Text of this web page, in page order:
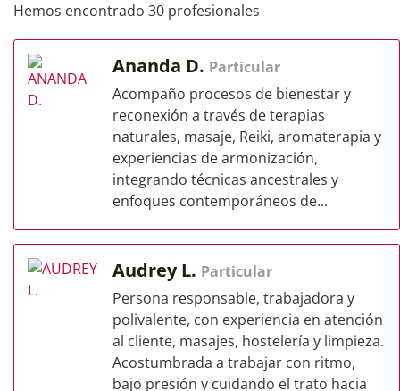
Hemos encontrado 30 profesionales
Ananda D. Particular
Acompaño procesos de bienestar y
reconexión a través de terapias
naturales, masaje, Reiki, aromaterapia y
experiencias de armonización,
integrando técnicas ancestrales y
enfoques contemporáneos de...
Audrey L. Particular
Persona responsable, trabajadora y
polivalente, con experiencia en atención
al cliente, masajes, hostelería y limpieza.
Acostumbrada a trabajar con ritmo,
bajo presión y cuidando el trato hacia